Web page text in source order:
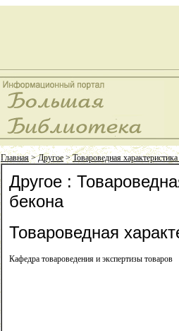
Главная>Другое>Товароведная
Другое :
бекона
Товароведная
Кафедра товароведения и экспертизы товаров